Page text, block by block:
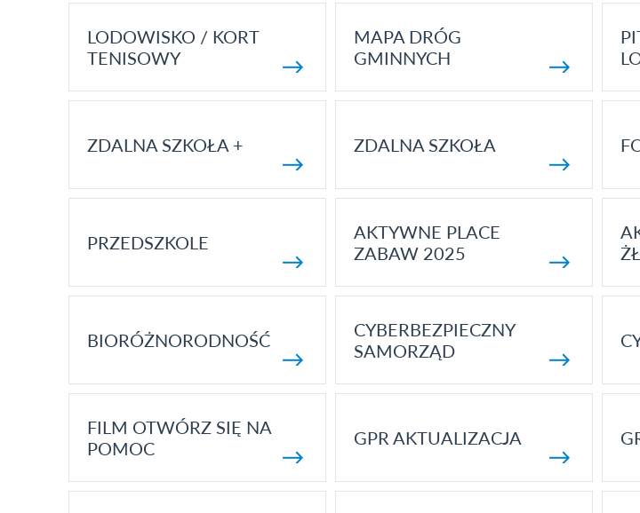
LODOWISKO / KORT
TENISOWY
MAPA DRÓG
GMINNYCH
ZDALNA SZKOŁA + ZDALNA SZKOŁA
PRZEDSZKOLE
AKTYWNE PLACE
ZABAW 2025
BIORÓŻNORODNOŚĆ
CYBERBEZPIECZNY
SAMORZĄD
FILM OTWÓRZ SIĘ NA
POMOC
GPR AKTUALIZACJA